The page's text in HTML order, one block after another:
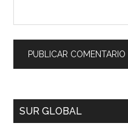
SUR GLOBAL